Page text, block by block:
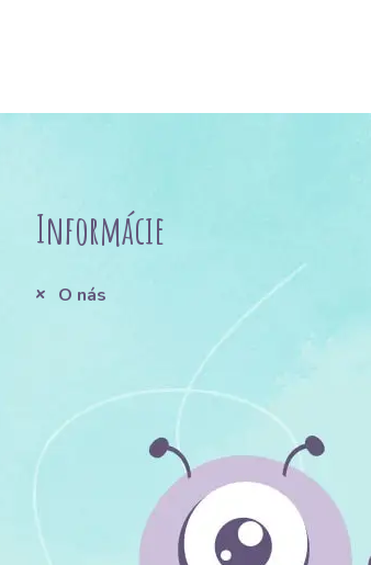
Informácie
O nás